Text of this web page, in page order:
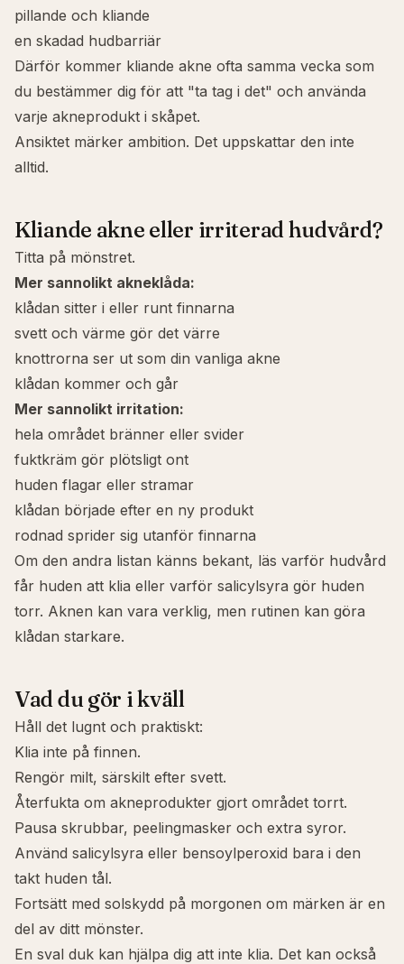
pillande och kliande
en skadad hudbarriär
Därför kommer kliande akne ofta samma vecka som
du bestämmer dig för att "ta tag i det" och använda
varje akneprodukt i skåpet.
Ansiktet märker ambition. Det uppskattar den inte
alltid.
Kliande akne eller irriterad hudvård?
Titta på mönstret.
Mer sannolikt akneklåda:
klådan sitter i eller runt finnarna
svett och värme gör det värre
knottrorna ser ut som din vanliga akne
klådan kommer och går
Mer sannolikt irritation:
hela området bränner eller svider
fuktkräm gör plötsligt ont
huden flagar eller stramar
klådan började efter en ny produkt
rodnad sprider sig utanför finnarna
Om den andra listan känns bekant, läs varför hudvård
får huden att klia eller varför salicylsyra gör huden
torr. Aknen kan vara verklig, men rutinen kan göra
klådan starkare.
Vad du gör i kväll
Håll det lugnt och praktiskt:
Klia inte på finnen.
Rengör milt, särskilt efter svett.
Återfukta om akneprodukter gjort området torrt.
Pausa skrubbar, peelingmasker och extra syror.
Använd salicylsyra eller bensoylperoxid bara i den
takt huden tål.
Fortsätt med solskydd på morgonen om märken är en
del av ditt mönster.
En sval duk kan hjälpa dig att inte klia. Det kan också